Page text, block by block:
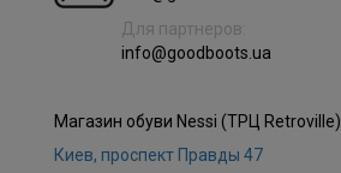
Для партнеров:
info@goodboots.ua
Магазин обуви Nessi (ТРЦ Retroville)
Киев, проспект Правды 47